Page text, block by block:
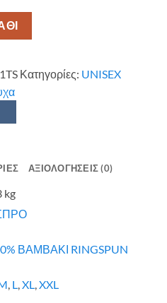
Κατηγορίες: UNISEX
ΑΞΙΟΛΟΓΉΣΕΙΣ (0)
kg
ΒΑΜΒΑΚΙ RINGSPUN
, L,XL,XXL